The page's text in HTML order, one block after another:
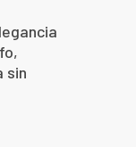
sin